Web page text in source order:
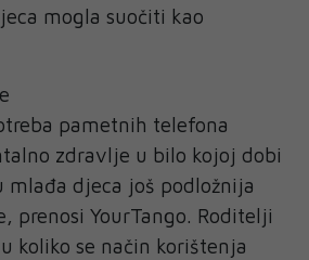
mogla suočiti kao
pametnih telefona
zdravlje u bilo kojoj dobi
mlađa djeca još podložnija
prenosi YourTango. Roditelji
koliko se način korištenja